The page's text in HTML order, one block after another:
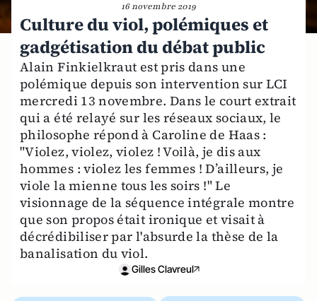
16 novembre 2019
Culture du viol, polémiques et
gadgétisation du débat public
Alain Finkielkraut est pris dans une
polémique depuis son intervention sur LCI
mercredi 13 novembre. Dans le court extrait
qui a été relayé sur les réseaux sociaux, le
philosophe répond à Caroline de Haas :
"Violez, violez, violez ! Voilà, je dis aux
hommes : violez les femmes ! D’ailleurs, je
viole la mienne tous les soirs !" Le
visionnage de la séquence intégrale montre
que son propos était ironique et visait à
décrédibiliser par l'absurde la thèse de la
banalisation du viol.
Gilles Clavreul